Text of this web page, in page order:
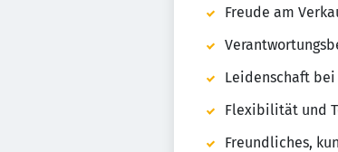
Freude am
Leidenschaft bei
Flexibilität und
Freundliches,